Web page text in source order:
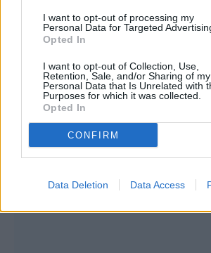
I want to opt-out of processing my
Personal Data for Targeted
Opted In
I want to opt-out of Collection, Use,
Retention, Sale, and/or Sharing of my
Personal Data that Is Unrelated with
Purposes for which it was collected.
Opted In
CONFIRM
Data Deletion Data Access
αλήθεια»
Συνεντεύξεις 18/11/2025
Τζεφ Μοντάνα: «Κανένας
να σου πει ποιος είσαι»